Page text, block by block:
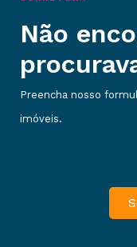
Não
Preencha nosso
imóveis.